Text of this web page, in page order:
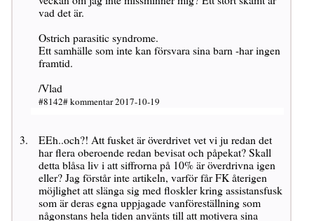
vad det är.
Ostrich parasitic syndrome.
Ett samhälle som inte kan försvara sina barn -har ingen
framtid.
/Vlad
#8142# kommentar 2017-10-19
EEh..och?! Att fusket är överdrivet vet vi ju redan det
har flera oberoende redan bevisat och påpekat? Skall
detta blåsa liv i att siffrorna på 10% är överdrivna igen
eller? Jag förstår inte artikeln, varför får FK återigen
möjlighet att slänga sig med floskler kring assistansfusk
som är deras egna uppjagade vanföreställning som
någonstans hela tiden använts till att motivera sina